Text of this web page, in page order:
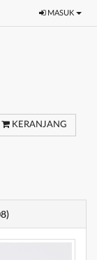
MASUK
KERANJANG